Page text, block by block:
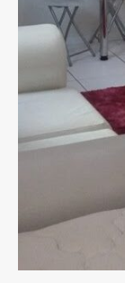
Previous